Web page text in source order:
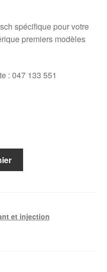
spécifique pour votre
premiers modèles
: 047 133 551
et injection